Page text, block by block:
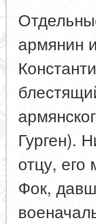
армянин
Гурген).
отцу, его
Фок,